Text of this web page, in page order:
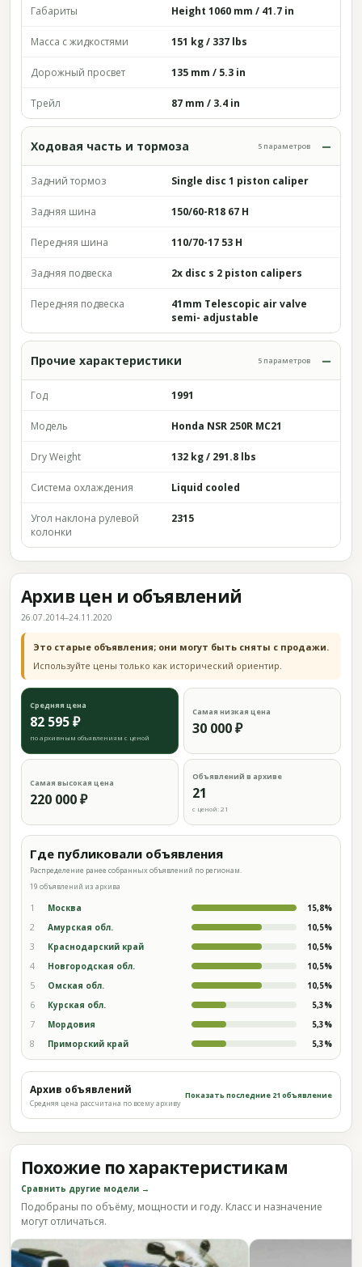
Габариты Height 1060 mm / 41.7 in
Масса с жидкостями 151 kg / 337 lbs
Дорожный просвет 135 mm / 5.3 in
Трейл 87 mm / 3.4 in
Ходовая часть и тормоза 5 параметров
Задний тормоз Single disc 1 piston caliper
Задняя шина 150/60-R18 67 H
Передняя шина 110/70-17 53 H
Задняя подвеска 2x disc s 2 piston calipers
Передняя подвеска
41mm Telescopic air valve
semi- adjustable
Прочие характеристики 5 параметров
Год 1991
Модель Honda NSR 250R MC21
Dry Weight 132 kg / 291.8 lbs
Система охлаждения Liquid cooled
Угол наклона рулевой
колонки
2315
Архив цен и объявлений
26.07.2014–24.11.2020
Это старые объявления; они могут быть сняты с продажи.
Используйте цены только как исторический ориентир.
Средняя цена
82 595 ₽
по архивным объявлениям с ценой
Самая низкая цена
30 000 ₽
Самая высокая цена
220 000 ₽
Объявлений в архиве
21
с ценой: 21
Где публиковали объявления
Распределение ранее собранных объявлений по регионам.
19 объявлений из архива
1 Москва 15,8%
2 Амурская обл. 10,5%
3 Краснодарский край 10,5%
4 Новгородская обл. 10,5%
5 Омская обл. 10,5%
6 Курская обл. 5,3%
7 Мордовия 5,3%
8 Приморский край 5,3%
Архив объявлений
Средняя цена рассчитана по всему архиву
Показать последние 21 объявление
Похожие по характеристикам
Сравнить другие модели →
Подобраны по объёму, мощности и году. Класс и назначение
могут отличаться.